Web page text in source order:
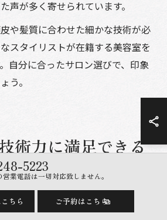
声が多く寄せられています。
や髪質に合わせた細かな技術が必
スタイリストが在籍する美容室を
自分に合ったサロン選びで、印象
う。
術力に満足できる
け方
術力を両立する見極め
5223
業電話は一切対応致しません。
ちら ご予約はこちら